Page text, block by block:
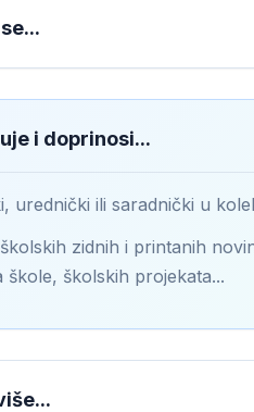
i doprinosi...
urednički ili saradnički u
zidnih i printanih
škole, školskih projekata...